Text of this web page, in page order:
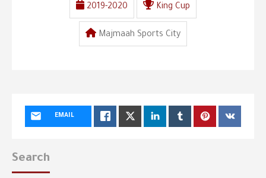
2019-2020 King Cup
Majmaah Sports City
EMAIL
Search